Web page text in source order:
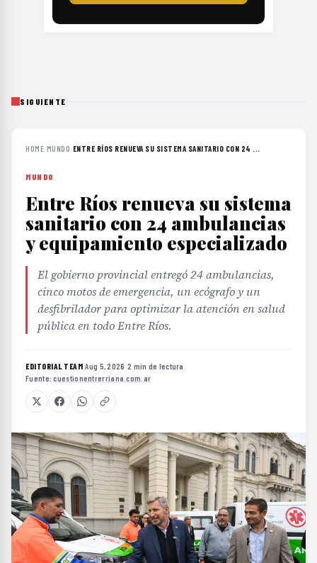
SIGUIENTE
HOME›MUNDO› ENTRE RÍOS RENUEVA SU SISTEMA SANITARIO CON 24 ...
MUNDO
Entre Ríos renueva su sistema
sanitario con 24 ambulancias
y equipamiento especializado
El gobierno provincial entregó 24 ambulancias,
cinco motos de emergencia, un ecógrafo y un
desfibrilador para optimizar la atención en salud
pública en todo Entre Ríos.
EDITORIAL TEAM·Aug 5, 2026 ·2 min de lectura ·
Fuente:cuestionentrerriana.com.ar